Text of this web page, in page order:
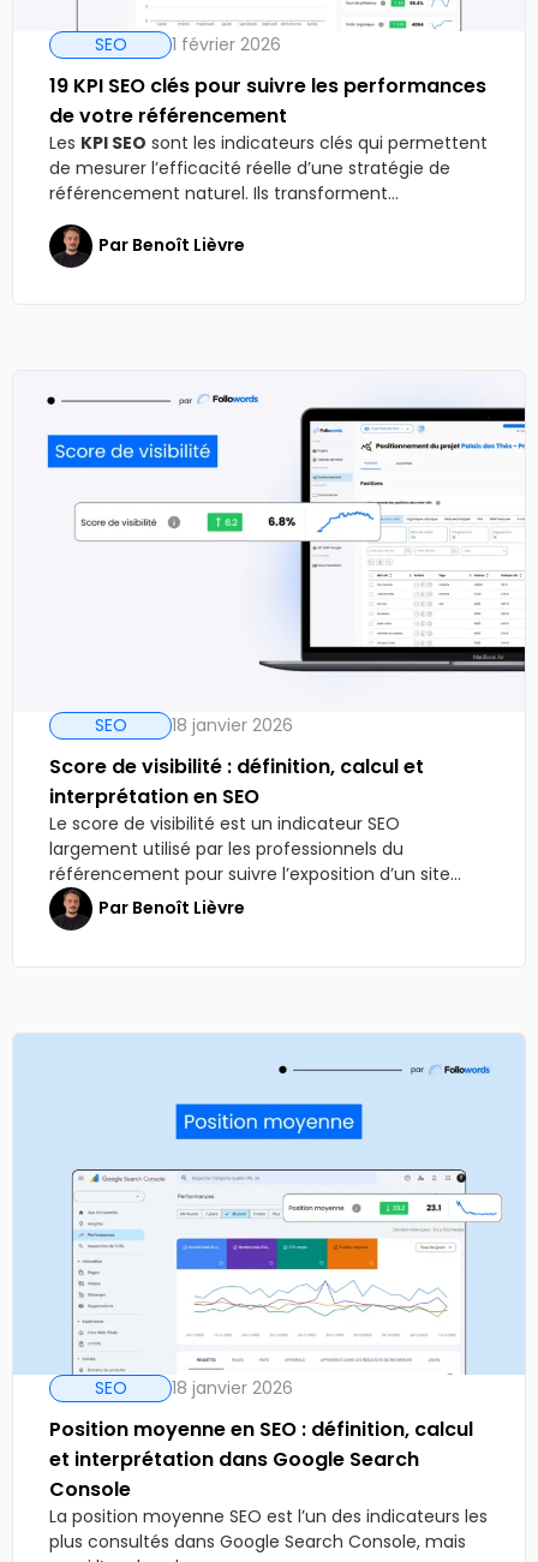
SEO 1 février 2026
19 KPI SEO clés pour suivre les performances
de votre référencement
Les KPI SEO sont les indicateurs clés qui permettent
de mesurer l’efficacité réelle d’une stratégie de
référencement naturel. Ils transforment...
Par Benoît Lièvre
SEO 18 janvier 2026
Score de visibilité : définition, calcul et
interprétation en SEO
Le score de visibilité est un indicateur SEO
largement utilisé par les professionnels du
référencement pour suivre l’exposition d’un site...
Par Benoît Lièvre
SEO 18 janvier 2026
Position moyenne en SEO : définition, calcul
et interprétation dans Google Search
Console
La position moyenne SEO est l’un des indicateurs les
plus consultés dans Google Search Console, mais